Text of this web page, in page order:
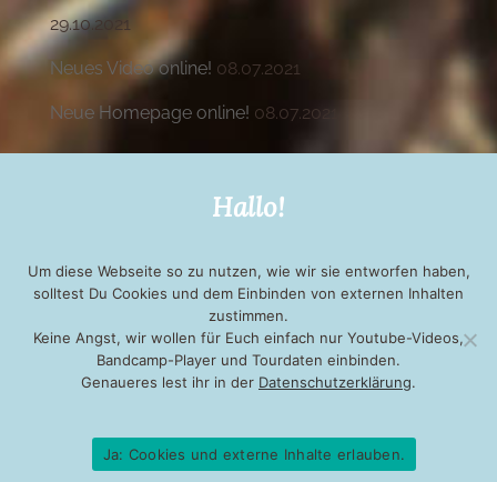
29.10.2021
Neues Video online! 08.07.2021
Neue Homepage online! 08.07.2021
KONTAKT IMPRESSUM
DATENSCHUTZ
NEWSLETTER
Hallo!
Um diese Webseite so zu nutzen, wie wir sie entworfen haben,
solltest Du Cookies und dem Einbinden von externen Inhalten
zustimmen.
Keine Angst, wir wollen für Euch einfach nur Youtube-Videos,
Bandcamp-Player und Tourdaten einbinden.
Genaueres lest ihr in der Datenschutzerklärung.
Ja: Cookies und externe Inhalte erlauben.